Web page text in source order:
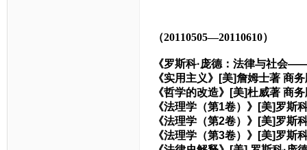
（20110505—20110610）
《罗斯科·庞德：法律与社会
《实用主义》[美]詹姆士著 商务
《哲学的改造》[美]杜威著 商务
《法理学（第1卷）》[美]罗斯
《法理学（第2卷）》[美]罗斯
《法理学（第3卷）》[美]罗斯